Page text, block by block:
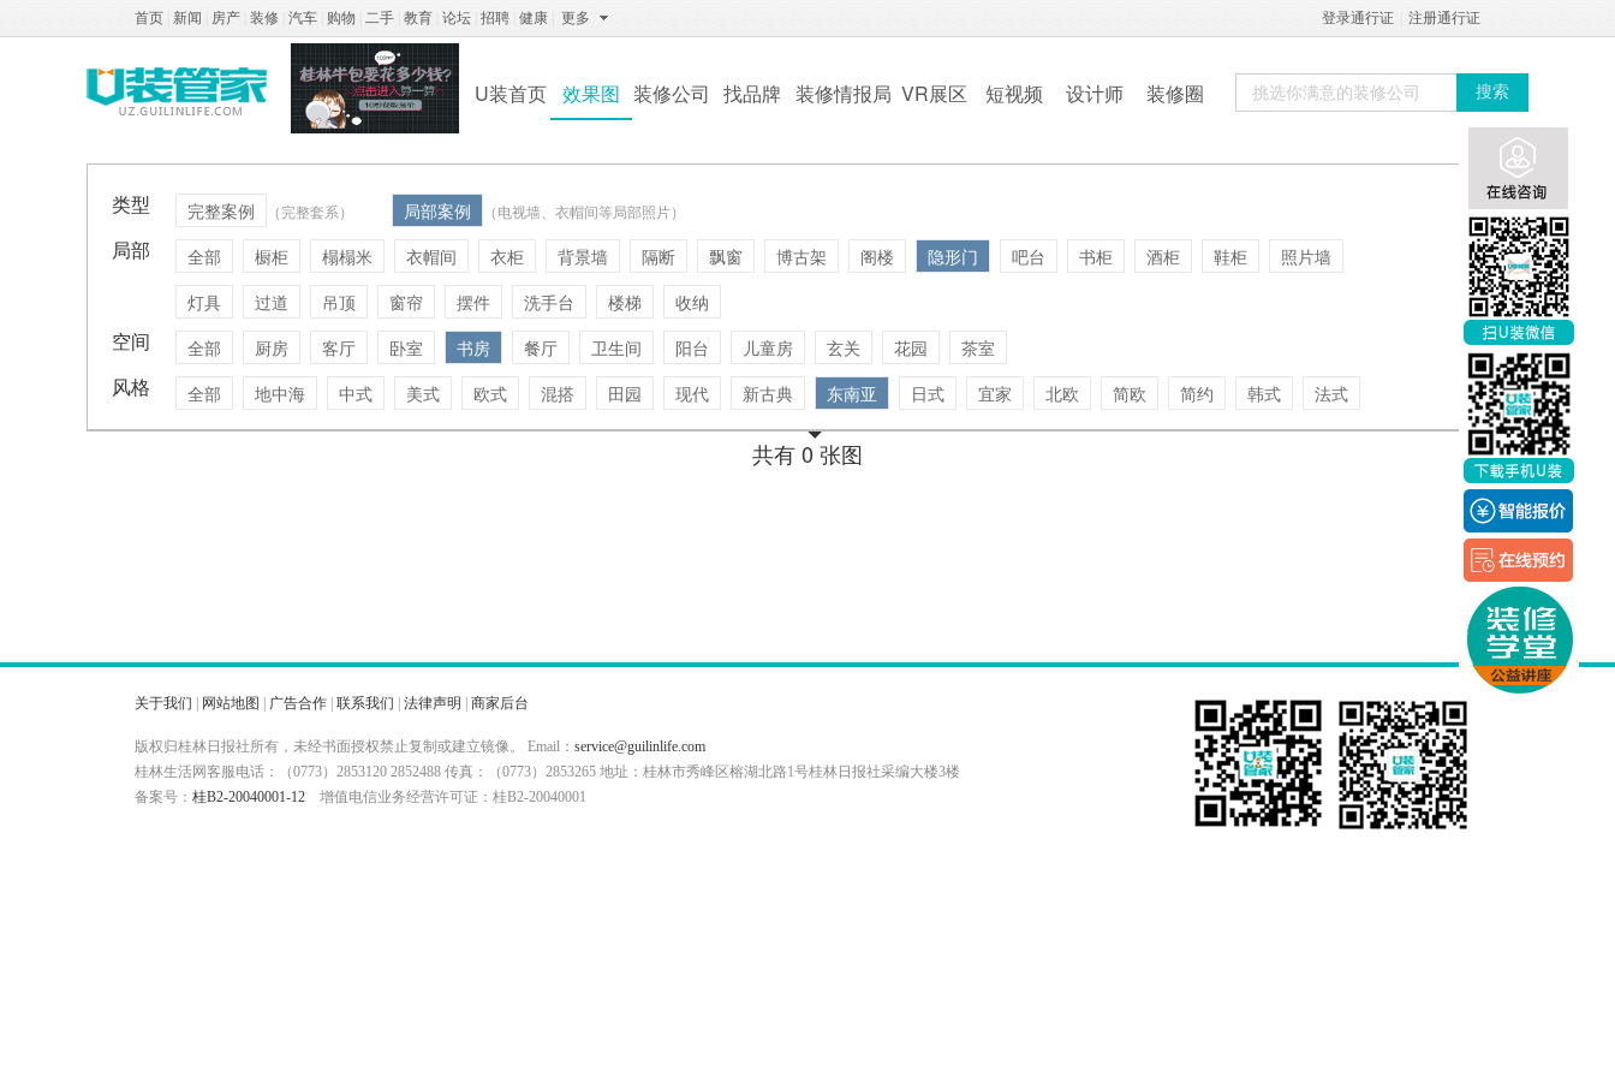
注册通行证
登录通行证
首页 新闻 房产 装修 汽车 购物 二手 教育 论坛 招聘 健康 更多
U装首页 效果图 装修公司 找品牌 装修情报局 VR展区 短视频 设计师 装修圈 搜索
类型 完整案例 （完整套系） 局部案例 （电视墙、衣帽间等局部照片）
局部 全部 橱柜 榻榻米 衣帽间 衣柜 背景墙 隔断 飘窗 博古架 阁楼 隐形门 吧台 书柜 酒柜 鞋柜
照片墙
灯具
过道 吊顶 窗帘 摆件 洗手台 楼梯 收纳
空间 全部 厨房 客厅 卧室 书房 餐厅 卫生间 阳台 儿童房 玄关 花园 茶室
风格 全部 地中海 中式 美式 欧式 混搭 田园 现代 新古典 东南亚 日式 宜家 北欧 简欧 简约 韩式 法式
共有 0 张图
关于我们 网站地图 广告合作 联系我们 法律声明 商家后台
版权归桂林日报社所有，未经书面授权禁止复制或建立镜像。 Email： service@guilinlife.com
桂林生活网客服电话：（0773）2853120 2852488 传真：（0773）2853265 地址：桂林市秀峰区榕湖北路1号桂林日报社采编大楼3楼
备案号： 桂B2-20040001-12 增值电信业务经营许可证：桂B2-20040001